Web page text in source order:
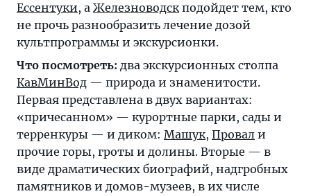
Ессентуки, а Железноводскподойдет тем, кто
не прочь разнообразить лечение дозой
культпрограммы и экскурсионки.
Что посмотреть: два экскурсионных столпа
КавМинВод — природа и знаменитости.
Первая представлена в двух вариантах:
«причесанном» — курортные парки, сады и
терренкуры — и диком: Машук, Провал и
прочие горы, гроты и долины. Вторые — в
виде драматических биографий, надгробных
памятников и домов-музеев, в их числе